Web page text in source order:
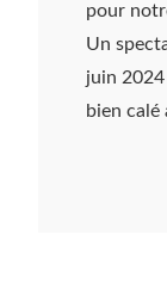
pour
Un
juin
bien calé